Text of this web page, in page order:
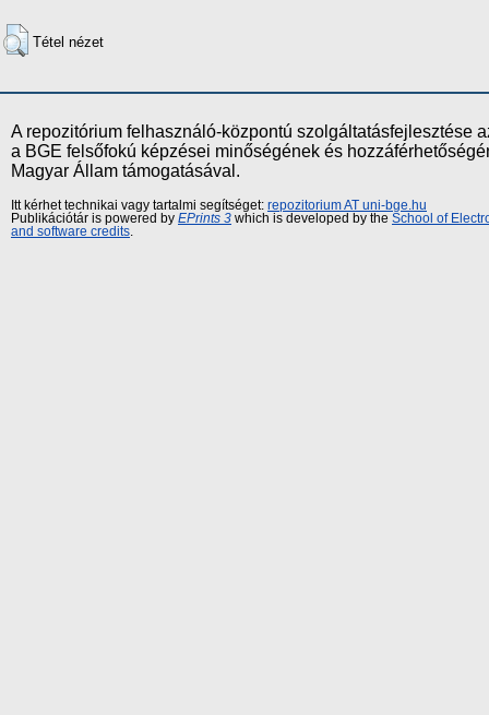
Tétel nézet
A repozitórium felhasználó-központú szolgáltatásfejlesztése
a BGE felsőfokú képzései minőségének és
Magyar Állam támogatásával.
Itt kérhet technikai vagy tartalmi segítséget: repozitorium AT uni-bge.hu
Publikációtár is powered by EPrints 3 which is developed by the School of
and software credits